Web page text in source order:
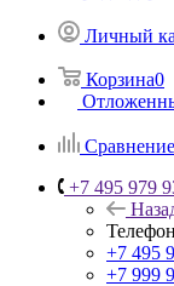
Личный
Корзина0
+7 495 979
+7 495
+7 999